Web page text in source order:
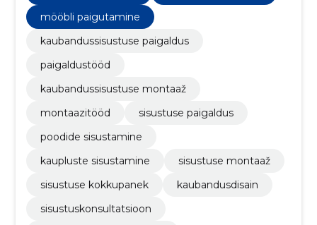
mööbli paigutamine
kaubandussisustuse paigaldus
paigaldustööd
kaubandussisustuse montaaž
montaazitööd
sisustuse paigaldus
poodide sisustamine
kaupluste sisustamine
sisustuse montaaž
sisustuse kokkupanek
kaubandusdisain
sisustuskonsultatsioon